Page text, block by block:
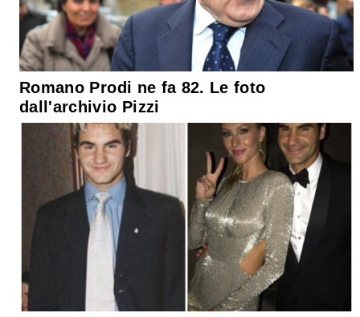
Romano Prodi ne fa 82. Le foto
dall'archivio Pizzi